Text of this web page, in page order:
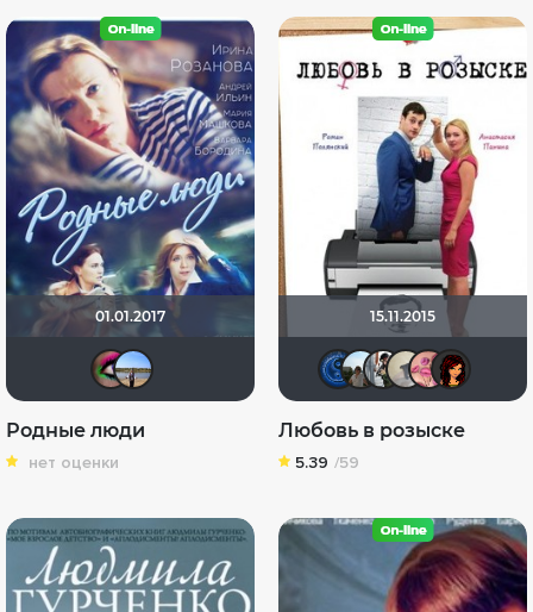
01.01.2017
Родные люди
нет оценки
15.11.2015
Pavel.Rom
Елена К
Любовь в розыске
5.39 /59